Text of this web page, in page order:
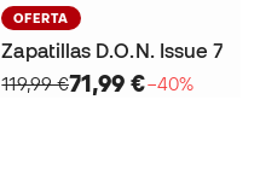
OFERTA
Zapatillas D.O.N. Issue 7
119,99 €71,99 €−40%